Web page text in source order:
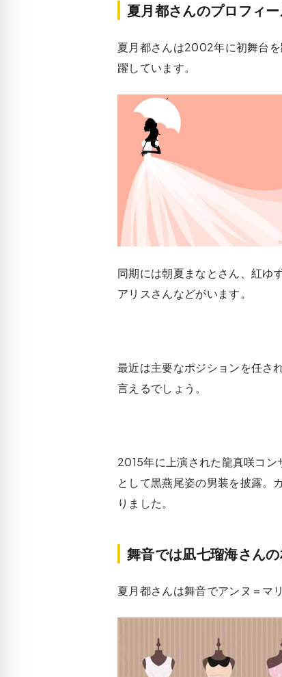
夏月都さんのプロフィ
夏月都さんは2002年に初舞台
躍しています。
同期には朝夏まなとさん、紅ゆ
アリスさんなどがいます。
最近は主要なポジションを任さ
言えるでしょう。
2015年に上演された龍真咲コン
として黒燕尾姿の男装を披露。
りました。
舞音では凪七瑠海さん
夏月都さんは舞音でアンヌ＝マ